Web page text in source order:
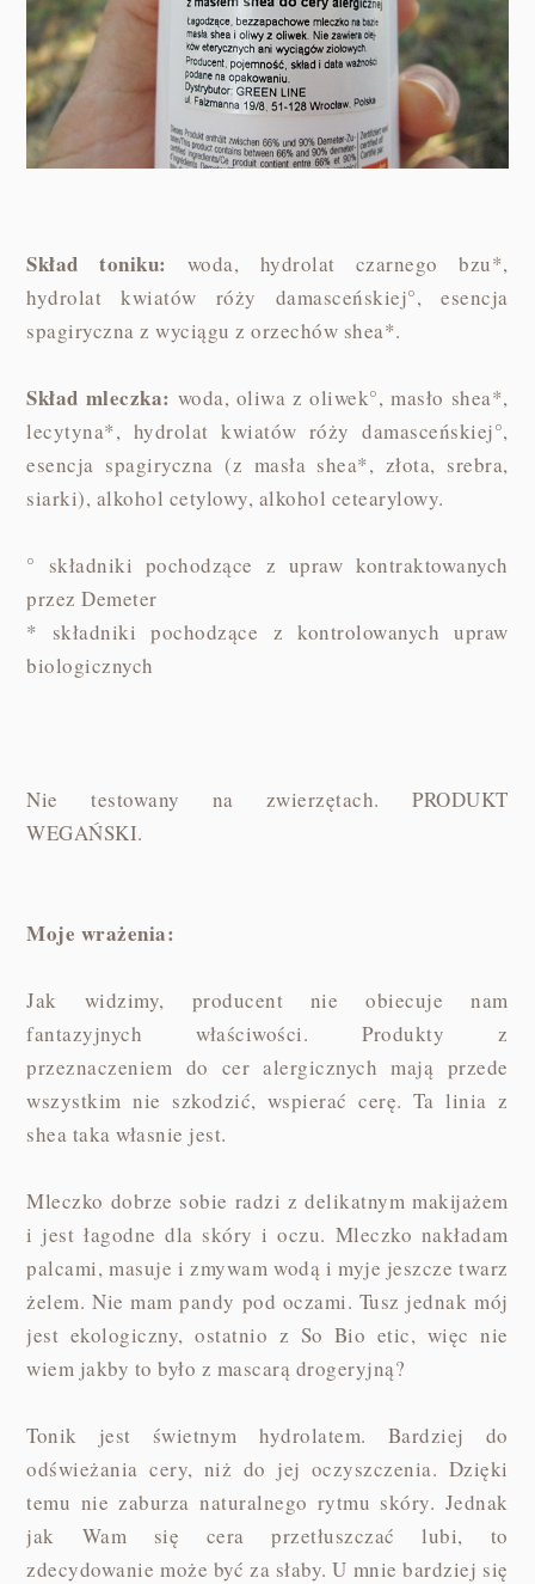
Skład toniku: woda, hydrolat czarnego bzu*,
hydrolat kwiatów róży damasceńskiej°, esencja
spagiryczna z wyciągu z orzechów shea*.
Skład mleczka: woda, oliwa z oliwek°, masło shea*,
lecytyna*, hydrolat kwiatów róży damasceńskiej°,
esencja spagiryczna (z masła shea*, złota, srebra,
siarki), alkohol cetylowy, alkohol cetearylowy.
° składniki pochodzące z upraw kontraktowanych
przez Demeter
* składniki pochodzące z kontrolowanych upraw
biologicznych
Nie testowany na zwierzętach. PRODUKT
WEGAŃSKI.
Moje wrażenia:
Jak widzimy, producent nie obiecuje nam
fantazyjnych właściwości. Produkty z
przeznaczeniem do cer alergicznych mają przede
wszystkim nie szkodzić, wspierać cerę. Ta linia z
shea taka własnie jest.
Mleczko dobrze sobie radzi z delikatnym makijażem
i jest łagodne dla skóry i oczu. Mleczko nakładam
palcami, masuje i zmywam wodą i myje jeszcze twarz
żelem. Nie mam pandy pod oczami. Tusz jednak mój
jest ekologiczny, ostatnio z So Bio etic, więc nie
wiem jakby to było z mascarą drogeryjną?
Tonik jest świetnym hydrolatem. Bardziej do
odświeżania cery, niż do jej oczyszczenia. Dzięki
temu nie zaburza naturalnego rytmu skóry. Jednak
jak Wam się cera przetłuszczać lubi, to
zdecydowanie może być za słaby. U mnie bardziej się